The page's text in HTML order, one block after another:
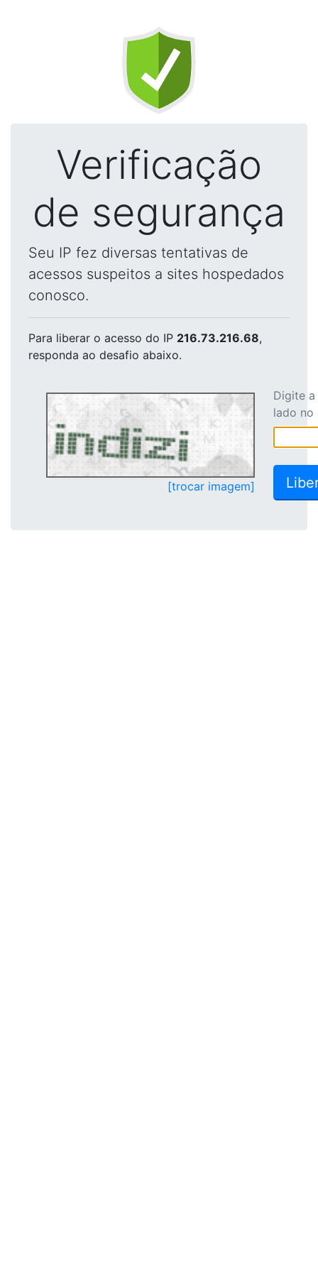
Verificação
de segurança
Seu IP fez diversas tentativas de
acessos suspeitos a sites hospedados
conosco.
Para liberar o acesso do IP 216.73.216.68,
responda ao desafio abaixo.
[trocar imagem]
Digite
lado no